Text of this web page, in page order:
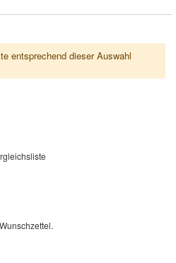
entsprechend dieser Auswahl